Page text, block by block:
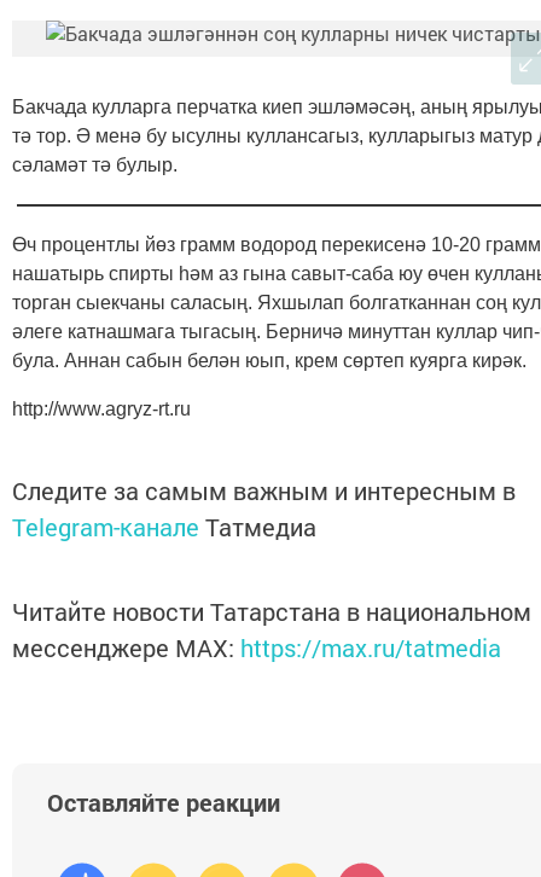
Бакчада кулларга перчатка киеп эшләмәсәң, аның
тә тор. Ә менә бу ысулны куллансагыз, кулларыгыз матур
сәламәт тә булыр.
Өч процентлы йөз грамм водород перекисенә 10-20 грамм
нашатырь спирты һәм аз гына савыт-саба юу өчен
торган сыекчаны саласың. Яхшылап болгатканнан соң
әлеге катнашмага тыгасың. Берничә минуттан куллар
була. Аннан сабын белән юып, крем сөртеп куярга кирәк.
http://www.agryz-rt.ru
Следите за самым важным и интересным в
Telegram-канале Татмедиа
Читайте новости Татарстана в национальном
мессенджере MАХ: https://max.ru/tatmedia
Оставляйте реакции